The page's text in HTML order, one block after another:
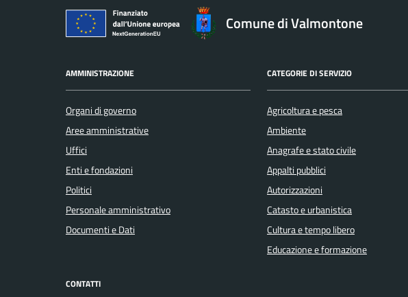
Comune di Valmontone
AMMINISTRAZIONE
Organi di governo
Aree amministrative
Uffici
Enti e fondazioni
Politici
Personale amministrativo
Documenti e Dati
CATEGORIE DI SERVIZIO
Agricoltura e pesca
Ambiente
Anagrafe e stato civile
Appalti pubblici
Autorizzazioni
Catasto e urbanistica
Cultura e tempo libero
Educazione e formazione
CONTATTI